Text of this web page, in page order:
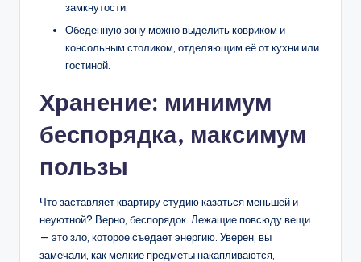
замкнутости;
Обеденную зону можно выделить ковриком и
консольным столиком, отделяющим её от кухни или
гостиной.
Хранение: минимум
беспорядка, максимум
пользы
Что заставляет квартиру студию казаться меньшей и
неуютной? Верно, беспорядок. Лежащие повсюду вещи
— это зло, которое съедает энергию. Уверен, вы
замечали, как мелкие предметы накапливаются,